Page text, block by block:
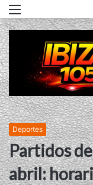
Deportes
Partidos
abril: